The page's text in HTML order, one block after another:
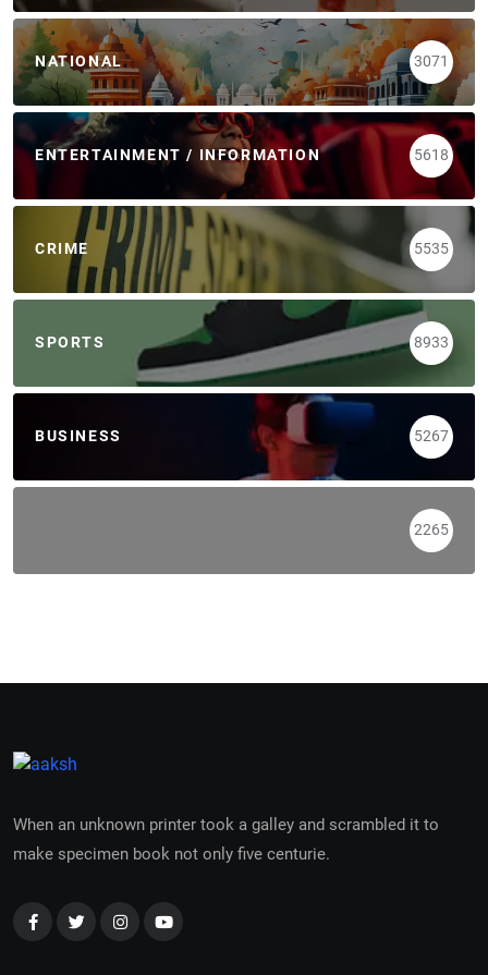
NATIONAL 3071
ENTERTAINMENT / INFORMATION 5618
CRIME 5535
SPORTS 8933
BUSINESS 5267
2265
When an unknown printer took a galley and scrambled it to
make specimen book not only five centurie.